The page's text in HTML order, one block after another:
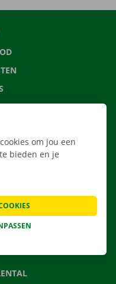
om jou een
bieden en je